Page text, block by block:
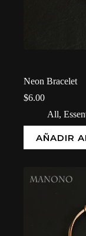
Neon Bracelet
$6.00
All,
AÑADIR